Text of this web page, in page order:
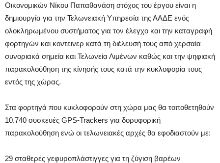
Οικονομικών Νίκου Παπαθανάση στόχος του έργου είναι η
δημιουργία για την Τελωνειακή Υπηρεσία της ΑΑΔΕ ενός
ολοκληρωμένου συστήματος για τον έλεγχο και την καταγραφή
φορτηγών και κοντέινερ κατά τη διέλευσή τους από χερσαία
συνοριακά σημεία και Τελωνεία Λιμένων καθώς και την ψηφιακή
παρακολούθηση της κίνησής τους κατά την κυκλοφορία τους
εντός της χώρας.
Στα φορτηγά που κυκλοφορούν στη χώρα μας θα τοποθετηθούν
10.740 συσκευές GPS-Trackers για δορυφορική
παρακολούθηση ενώ οι τελωνειακές αρχές θα εφοδιαστούν με:
29 σταθερές γεφυροπλάστιγγες για τη ζύγιση βαρέων